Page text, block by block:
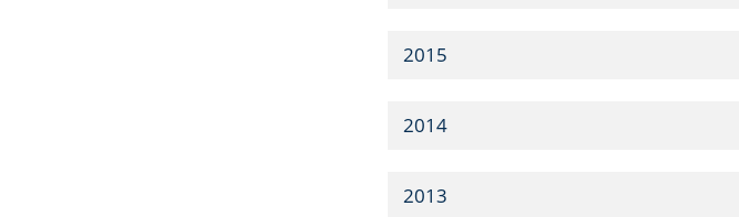
2015
2014
2013